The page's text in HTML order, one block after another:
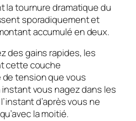
la tournure dramatique du
sporadiquement et
accumulé en deux.
des gains rapides, les
cette couche
tension que vous
vous nagez dans les
d’après vous ne
la moitié.